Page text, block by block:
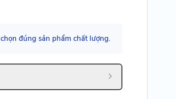
đúng sản phẩm chất lượng.